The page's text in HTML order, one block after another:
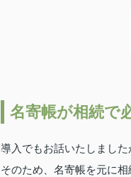
名寄帳が相続で
導入でもお話いたしまし
そのため、名寄帳を元に相